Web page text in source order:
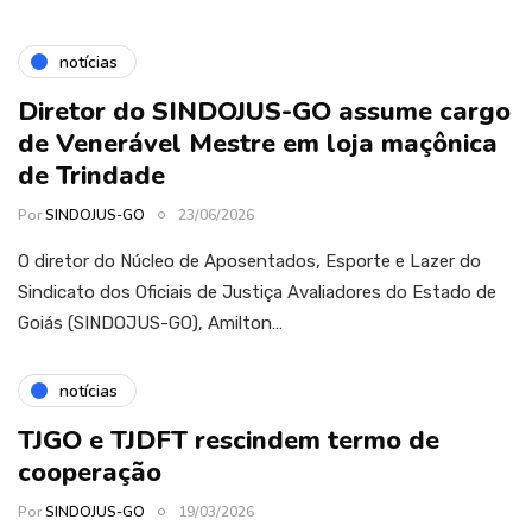
notícias
Diretor do SINDOJUS-GO assume cargo
de Venerável Mestre em loja maçônica
de Trindade
PorSINDOJUS-GO 23/06/2026
O diretor do Núcleo de Aposentados, Esporte e Lazer do
Sindicato dos Oficiais de Justiça Avaliadores do Estado de
Goiás (SINDOJUS-GO), Amilton…
notícias
TJGO e TJDFT rescindem termo de
cooperação
PorSINDOJUS-GO 19/03/2026